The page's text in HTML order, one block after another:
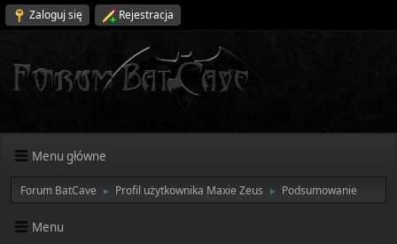
Zaloguj się Rejestracja
Menu główne
Forum BatCave ► Profil użytkownika Maxie Zeus ► Podsumowanie
Menu